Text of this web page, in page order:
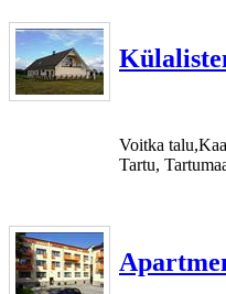
Voitka
Tartu,